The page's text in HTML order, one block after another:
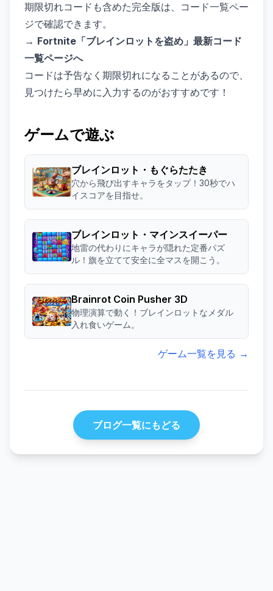
期限切れコードも含めた完全版は、コード一覧ペー
ジで確認できます。
→ Fortnite「ブレインロットを盗め」最新コード
一覧ページへ
コードは予告なく期限切れになることがあるので、
見つけたら早めに入力するのがおすすめです！
ゲームで遊ぶ
ブレインロット・もぐらたたき
穴から飛び出すキャラをタップ！30秒でハ
イスコアを目指せ。
ブレインロット・マインスイーパー
地雷の代わりにキャラが隠れた定番パズ
ル！旗を立てて安全に全マスを開こう。
Brainrot Coin Pusher 3D
物理演算で動く！ブレインロットなメダル
入れ食いゲーム。
ゲーム一覧を見る →
ブログ一覧にもどる